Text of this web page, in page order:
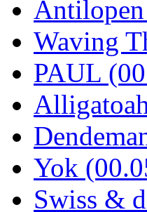
Waving
PAUL
Yok
Swiss &